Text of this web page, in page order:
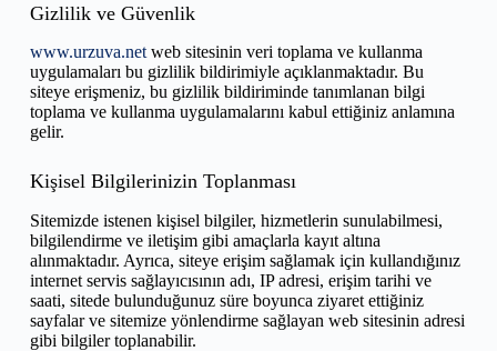
Gizlilik ve Güvenlik
www.urzuva.netweb sitesinin veri toplama ve kullanma
uygulamaları bu gizlilik bildirimiyle açıklanmaktadır. Bu
siteye erişmeniz, bu gizlilik bildiriminde tanımlanan bilgi
toplama ve kullanma uygulamalarını kabul ettiğiniz anlamına
gelir.
Kişisel Bilgilerinizin Toplanması
Sitemizde istenen kişisel bilgiler, hizmetlerin sunulabilmesi,
bilgilendirme ve iletişim gibi amaçlarla kayıt altına
alınmaktadır. Ayrıca, siteye erişim sağlamak için kullandığınız
internet servis sağlayıcısının adı, IP adresi, erişim tarihi ve
saati, sitede bulunduğunuz süre boyunca ziyaret ettiğiniz
sayfalar ve sitemize yönlendirme sağlayan web sitesinin adresi
gibi bilgiler toplanabilir.